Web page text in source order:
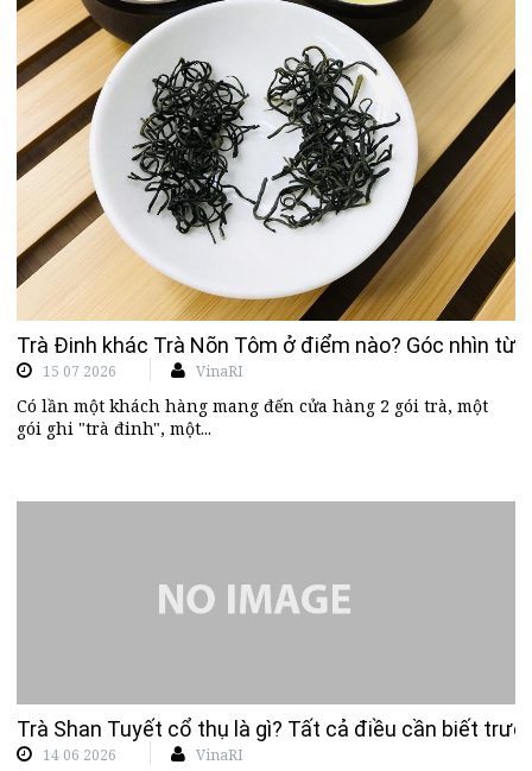
Trà Đinh khác Trà Nõn Tôm ở điểm nào? Góc nhìn từ
15 07 2026 VinaRI
Có lần một khách hàng mang đến cửa hàng 2 gói trà, một
gói ghi "trà đinh", một...
Trà Shan Tuyết cổ thụ là gì? Tất cả điều cần biết
14 06 2026 VinaRI